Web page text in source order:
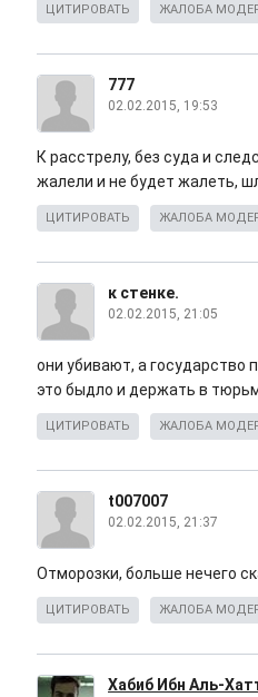
ЦИТИРОВАТЬ ЖАЛОБА
777
02.02.2015, 19:53
К расстрелу, без суда и
жалели и не будет жалеть,
ЦИТИРОВАТЬ ЖАЛОБА
к стенке.
02.02.2015, 21:05
они убивают, а государство
это быдло и держать в
ЦИТИРОВАТЬ ЖАЛОБА
t007007
02.02.2015, 21:37
Отморозки, больше нечего
ЦИТИРОВАТЬ ЖАЛОБА
Хабиб Ибн Аль-